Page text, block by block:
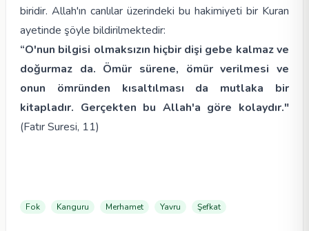
biridir. Allah'ın canlılar üzerindeki bu hakimiyeti bir Kuran
ayetinde şöyle bildirilmektedir:
“O'nun bilgisi olmaksızın hiçbir dişi gebe kalmaz ve
doğurmaz da. Ömür sürene, ömür verilmesi ve
onun ömründen kısaltılması da mutlaka bir
kitapladır. Gerçekten bu Allah'a göre kolaydır."
(Fatır Suresi, 11)
Fok Kanguru Merhamet Yavru Şefkat